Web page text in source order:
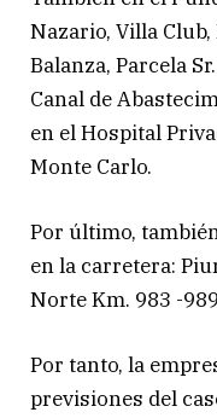
Nazario, Villa
Balanza, Parcela
Canal de
en el Hospital
Monte Carlo.
Por último,
en la carretera:
Norte Km. 983 -
Por tanto, la
previsiones del